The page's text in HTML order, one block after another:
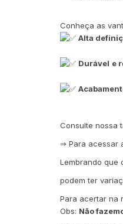
Conheça as
Alta
Durável e
Consulte nossa
⇒ Para acessar
Lembrando que
podem ter
Para acertar na
Obs: Não